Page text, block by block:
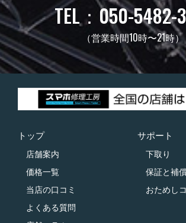
TEL：050-5482-
（営業時間10時〜21時）
トップ
店舗案内
価格一覧
当店の口コミ
よくある質問
サポート
下取り
保証と補
おためし